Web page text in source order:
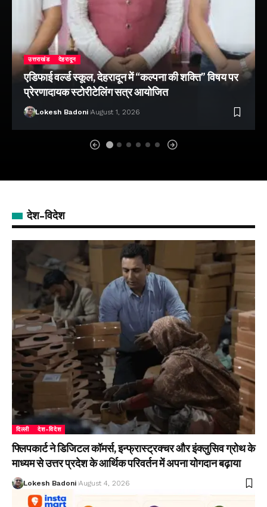
उत्तराखंड देहरादून
एडिफाई वर्ल्ड स्कूल, देहरादून में “कल्पना की शक्ति” विषय पर
प्रेरणादायक स्टोरीटेलिंग सत्र आयोजित
Lokesh Badoni August 1, 2026
देश-विदेश
दिल्ली देश-विदेश
फ्लिपकार्ट ने डिजिटल कॉमर्स, इन्फ्रास्ट्रक्चर और इंक्लुसिव ग्रोथ के
माध्यम से उत्तर प्रदेश के आर्थिक परिवर्तन में अपना योगदान बढ़ाया
Lokesh Badoni August 4, 2026